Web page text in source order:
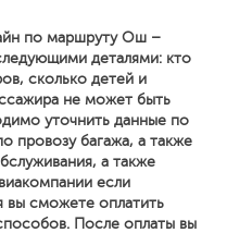
по маршруту Ош –
деталями: кто
сколько детей и
не может быть
уточнить данные по
провозу багажа, а также
а также
если
вы сможете оплатить
После оплаты вы